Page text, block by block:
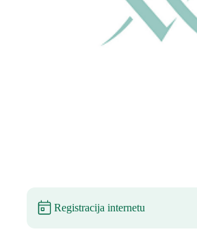
Registracija internetu